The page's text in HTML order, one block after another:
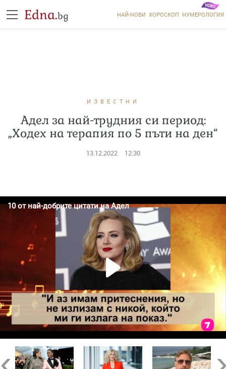
Edna.bg НАЙ-НОВИ ХОРОСКОП НУМЕРОЛОГИЯ
ИЗВЕСТНИ
Адел за най-трудния си период:
„Ходех на терапия по 5 пъти на ден“
13.12.2022 12:30